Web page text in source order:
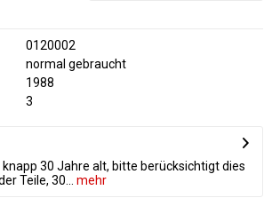
0120002
normal gebraucht
1988
3
30 Jahre alt, bitte berücksichtigt dies
Teile, 30...
mehr